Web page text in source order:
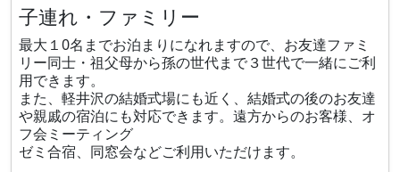
子連れ・ファミリー
最大１0名までお泊まりになれますので、お友達ファミ
リー同士・祖父母から孫の世代まで３世代で一緒にご利
用できます。
また、軽井沢の結婚式場にも近く、結婚式の後のお友達
や親戚の宿泊にも対応できます。遠方からのお客様、オ
フ会ミーティング
ゼミ合宿、同窓会などご利用いただけます。